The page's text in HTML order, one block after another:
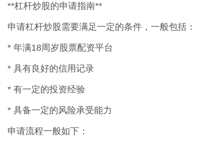
**杠杆炒股的申请指南**
申请杠杆炒股需要满足一定的条件，一般包括：
* 年满18周岁股票配资平台
* 具有良好的信用记录
* 有一定的投资经验
* 具备一定的风险承受能力
申请流程一般如下：